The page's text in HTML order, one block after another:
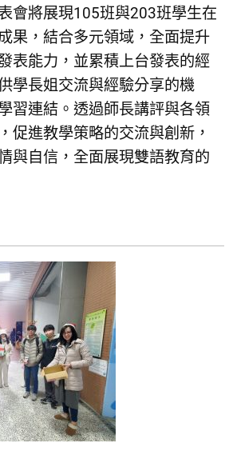
會將展現105班與203班學生在
果，結合多元領域，全面提升
表能力，並累積上台發表的經
學長姐交流與經驗分享的機
習連結。透過師長講評與各領
促進教學策略的交流與創新，
與自信，全面展現雙語教育的